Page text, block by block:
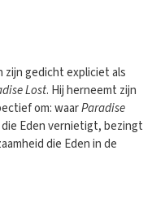
gedicht expliciet als
Lost. Hij herneemt zijn
om: waarParadise
Eden vernietigt, bezingt
die Eden in de